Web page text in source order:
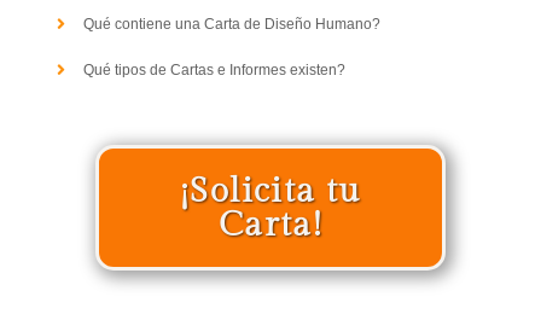
Qué contiene una Carta de Diseño Humano?
Qué tipos de Cartas e Informes existen?
¡Solicita tu
Carta!